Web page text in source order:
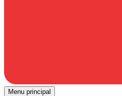
Menu principal